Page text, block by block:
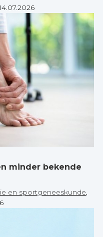
minder bekende
en sportgeneeskunde,